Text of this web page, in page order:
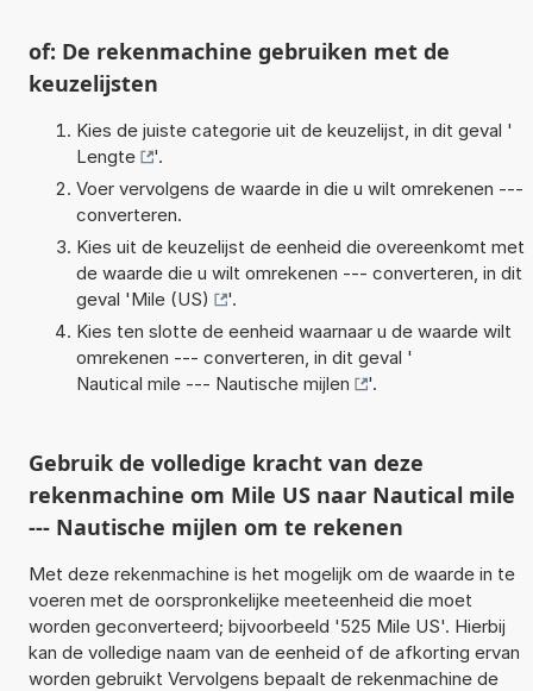
of: De rekenmachine gebruiken met de
keuzelijsten
Kies de juiste categorie uit de keuzelijst, in dit geval '
Lengte
'.
Voer vervolgens de waarde in die u wilt omrekenen ---
converteren.
Kies uit de keuzelijst de eenheid die overeenkomt met
de waarde die u wilt omrekenen --- converteren, in dit
geval 'Mile (US)
'.
Kies ten slotte de eenheid waarnaar u de waarde wilt
omrekenen --- converteren, in dit geval '
Nautical mile --- Nautische mijlen
'.
Gebruik de volledige kracht van deze
rekenmachine om Mile US naar Nautical mile
--- Nautische mijlen om te rekenen
Met deze rekenmachine is het mogelijk om de waarde in te
voeren met de oorspronkelijke meeteenheid die moet
worden geconverteerd; bijvoorbeeld '525 Mile US'. Hierbij
kan de volledige naam van de eenheid of de afkorting ervan
worden gebruikt Vervolgens bepaalt de rekenmachine de